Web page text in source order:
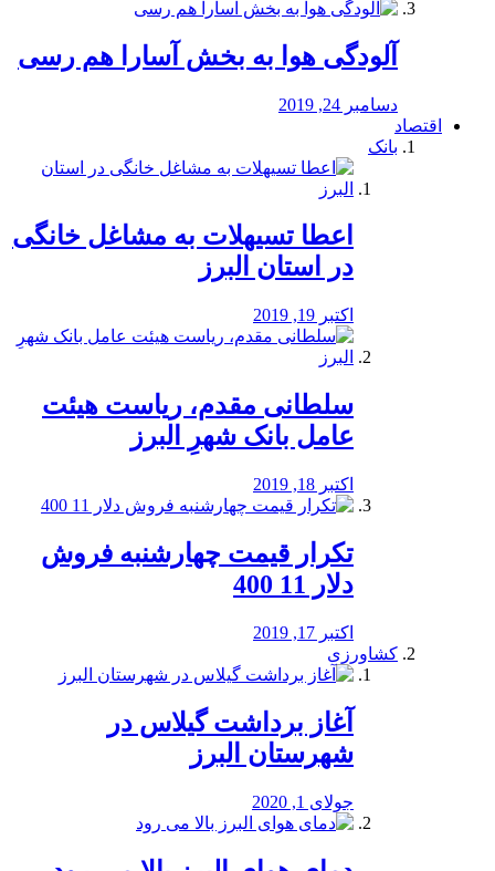
آلودگی هوا به بخش آسارا هم رسی
دسامبر 24, 2019
اقتصاد
بانک
️اعطا تسیهلات به مشاغل خانگی
در استان البرز
اکتبر 19, 2019
سلطانی مقدم، ریاست هیئت
عامل بانک شهرِ البرز
اکتبر 18, 2019
تکرار قیمت چهارشنبه فروش
دلار 11 400
اکتبر 17, 2019
کشاورزی
آغاز برداشت گیلاس در
شهرستان البرز
جولای 1, 2020